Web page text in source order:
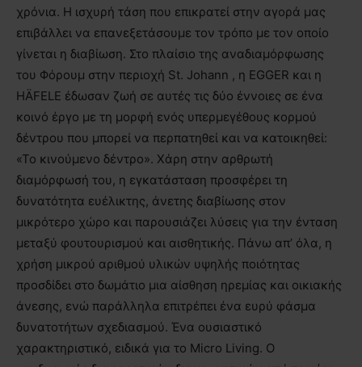
χρόνια. Η ισχυρή τάση που επικρατεί στην αγορά μας
επιβάλλει να επανεξετάσουμε τον τρόπο με τον οποίο
γίνεται η διαβίωση. Στο πλαίσιο της αναδιαμόρφωσης
του Φόρουμ στην περιοχή St. Johann , η EGGER και η
HÄFELE έδωσαν ζωή σε αυτές τις δύο έννοιες σε ένα
κοινό έργο με τη μορφή ενός υπερμεγέθους κορμού
δέντρου που μπορεί να περπατηθεί και να κατοικηθεί:
«Το κινούμενο δέντρο». Χάρη στην αρθρωτή
διαμόρφωσή του, η εγκατάσταση προσφέρει τη
δυνατότητα ευέλικτης, άνετης διαβίωσης στον
μικρότερο χώρο και παρουσιάζει λύσεις για την ένταση
μεταξύ φουτουρισμού και αισθητικής. Πάνω απ’ όλα, η
χρήση μικρού αριθμού υλικών υψηλής ποιότητας
προσδίδει στο δωμάτιο μια αίσθηση ηρεμίας και οικιακής
άνεσης, ενώ παράλληλα επιτρέπει ένα ευρύ φάσμα
δυνατοτήτων σχεδιασμού. Ένα ουσιαστικό
χαρακτηριστικό, ειδικά για το Micro Living. Ο